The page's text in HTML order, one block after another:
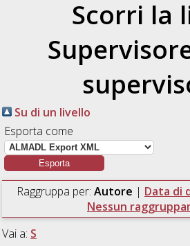
Scorri la
Su di un livello
Esporta come
Raggruppa per: Autore | Data di
Nessun
Vai a: S